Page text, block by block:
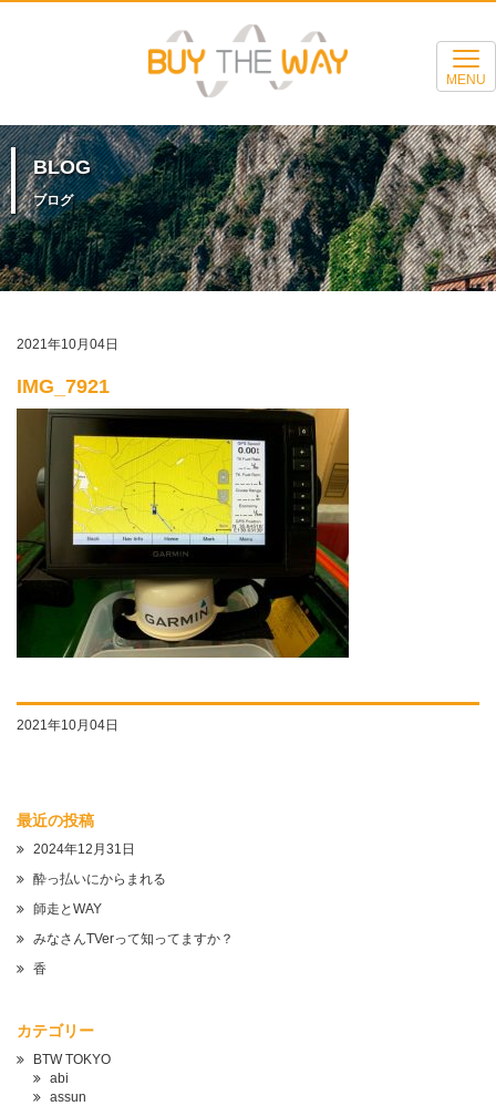
MENU
BLOG
ブログ
2021年10月04日
IMG_7921
2021年10月04日
最近の投稿
2024年12月31日
酔っ払いにからまれる
師走とWAY
みなさんTVerって知ってますか？
香
カテゴリー
BTW TOKYO
abi
assun